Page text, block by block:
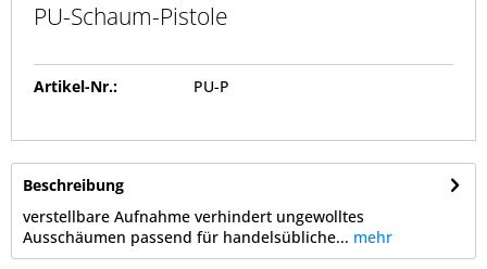
PU-Schaum-Pistole
Artikel-Nr.: PU-P
Beschreibung
verstellbare Aufnahme verhindert ungewolltes
Ausschäumen passend für handelsübliche... mehr